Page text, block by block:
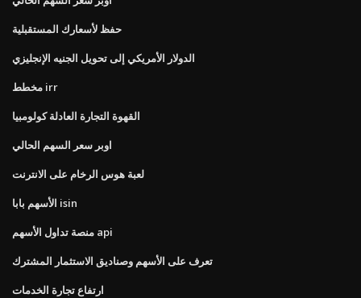
حفظ لأسعارك المستقبلية
الدولار الأمريكي إلى تحويل الجنيه الإنجليزي
مخطط irr
القهوة التجارة العادلة كولومبيا
اوبر سعر السهم الحالي
لعبة هوس الرخام على الانترنت
الأسهم بابا isin
منصة تداول الأسهم api
تعرف على الأسهم وصناديق الاستثمار المشترك
ارتفاع تجارة الخدمات